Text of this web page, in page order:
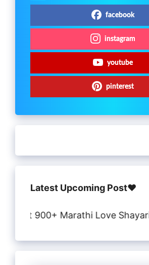
facebook
instagram
youtube
pinterest
Latest Upcoming Post♥️
900+ Marathi Love Shayari –